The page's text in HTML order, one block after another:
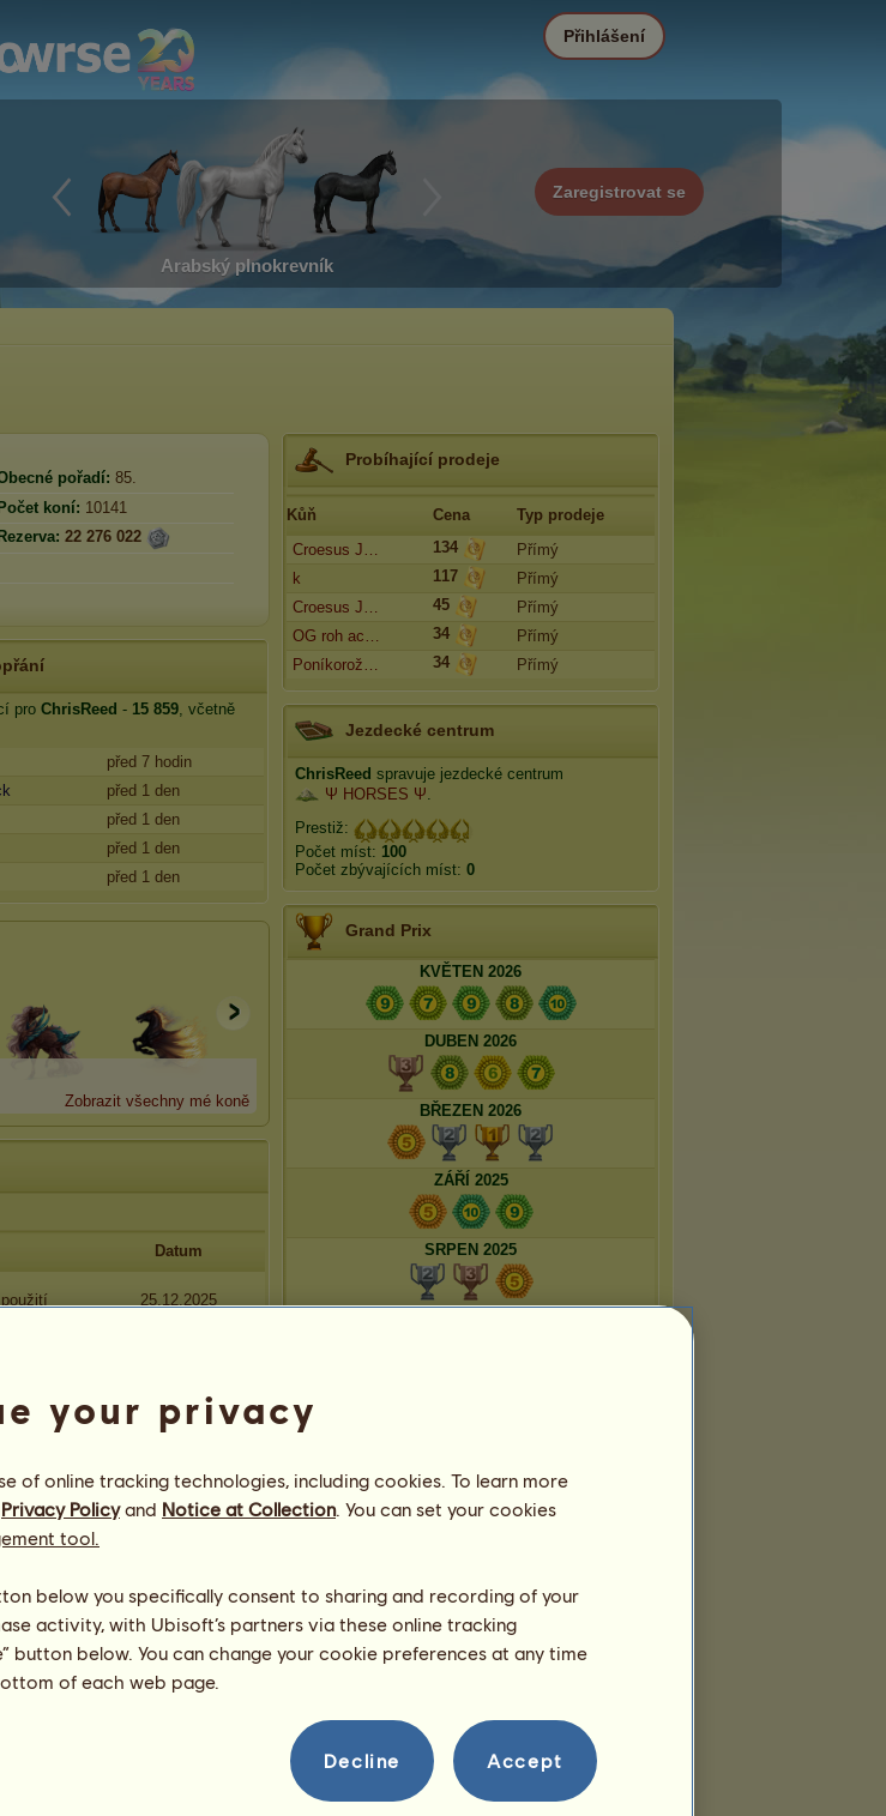
Arabský plnokrevník
Zaregistrovat se
Přihlášení
pořadí: 85.
Počet koní: 10141
Rezerva: 22 276 022
pro ChrisReed - 15 859, včetně
před 7 hodin
před 1 den
před 1 den
před 1 den
před 1 den
Zobrazit všechny mé koně
Datum
použití 25.12.2025
25.07.2024
25.04.2024
Probíhající prodeje
Kůň Cena
Typ prodeje
Croesus J…
134
Přímý
k
117
Přímý
Croesus J…
45
Přímý
OG roh ac…
34
Přímý
Poníkorož…
34 Přímý
Jezdecké centrum
ChrisReed spravuje jezdecké centrum
Ψ HORSES Ψ.
Prestiž:
Počet míst: 100
Počet zbývajících míst: 0
Grand Prix
KVĚTEN 2026
DUBEN 2026
BŘEZEN 2026
ZÁŘÍ 2025
SRPEN 2025
your privacy
of online tracking technologies, including cookies. To learn more
Privacy Policyand Notice at Collection. You can set your cookies
tool.
below you specifically consent to sharing and recording of your
activity, with Ubisoft’s partners via these online tracking
button below. You can change your cookie preferences at any time
of each web page.
Decline Accept